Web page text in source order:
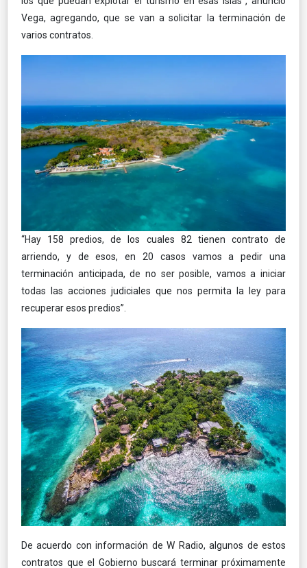
Vega, agregando, que se van a solicitar la terminación de
varios contratos.
“Hay 158 predios, de los cuales 82 tienen contrato de
arriendo, y de esos, en 20 casos vamos a pedir una
terminación anticipada, de no ser posible, vamos a iniciar
todas las acciones judiciales que nos permita la ley para
recuperar esos predios”.
De acuerdo con información de W Radio, algunos de estos
contratos que el Gobierno buscará terminar próximamente